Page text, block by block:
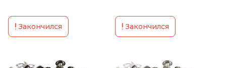
Закончился Закончился